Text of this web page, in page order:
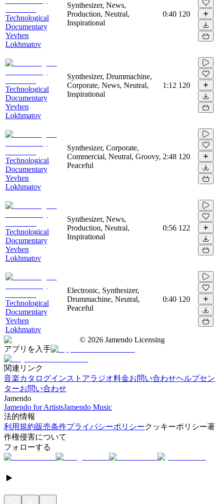
Technological
Documentary
Yevhen
Lokhmatov
Synthesizer, News,
Production, Neutral,
Inspirational
0:40 120
Technological
Documentary
Yevhen
Lokhmatov
Synthesizer, Drummachine,
Corporate, News, Neutral,
Inspirational
1:12 120
Technological
Documentary
Yevhen
Lokhmatov
Synthesizer, Corporate,
Commercial, Neutral, Groovy,
Peaceful
2:48 120
Technological
Documentary
Yevhen
Lokhmatov
Synthesizer, News,
Production, Neutral,
Inspirational
0:56 122
Technological
Documentary
Yevhen
Lokhmatov
Electronic, Synthesizer,
Drummachine, Neutral,
Peaceful
0:40 120
© 2026 Jamendo Licensing
アプリを入手
関連リンク
音楽カタログインストアラジオ料金お問い合わせヘルプセン
ターお問い合わせ
Jamendo
Jamendo for ArtistsJamendo Music
法的情報
利用規約販売条件プライバシーポリシークッキーポリシー著
作権侵害について
フォローする